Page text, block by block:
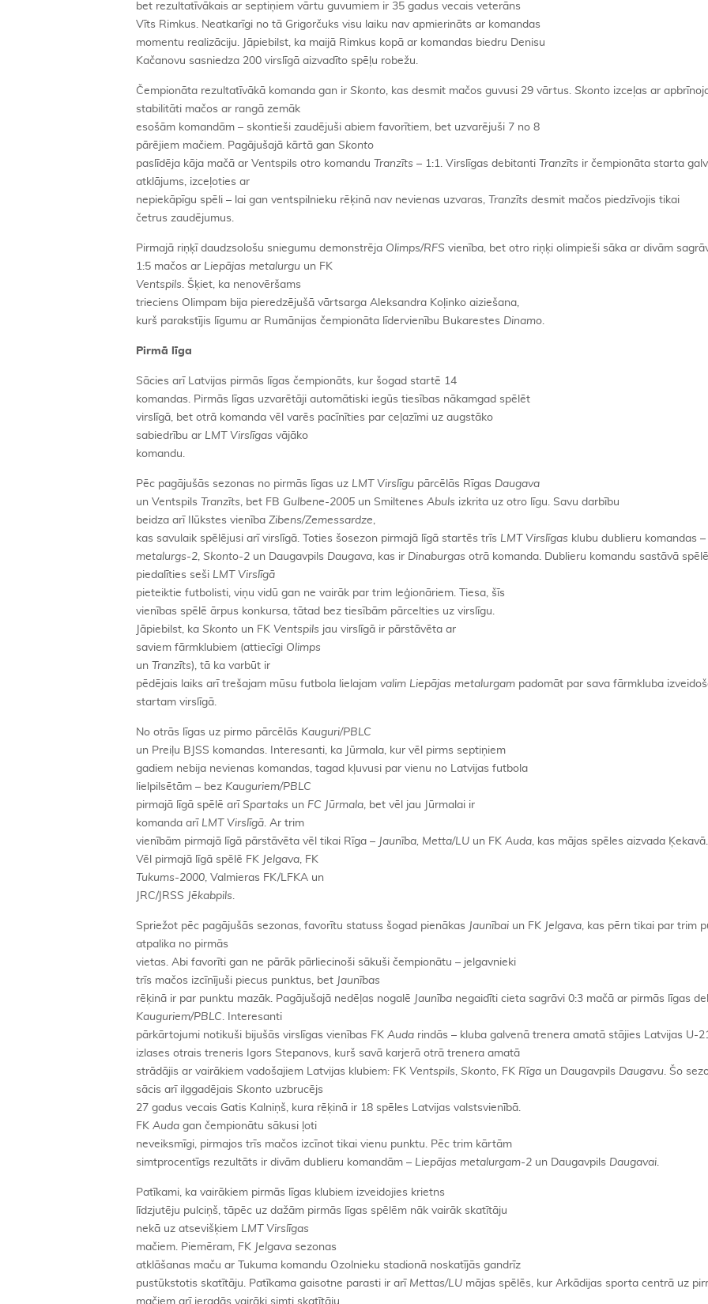
bet rezultatīvākais ar septiņiem vārtu guvumiem ir 35 gadus vecais veterāns
Vīts Rimkus. Neatkarīgi no tā Grigorčuks visu laiku nav apmierināts ar komandas
momentu realizāciju. Jāpiebilst, ka maijā Rimkus kopā ar komandas biedru Denisu
Kačanovu sasniedza 200 virslīgā aizvadīto spēļu robežu.
Čempionāta rezultatīvākā komanda gan ir Skonto, kas desmit mačos guvusi 29 vārtus. Skonto izceļas ar
stabilitāti mačos ar rangā zemāk
esošām komandām – skontieši zaudējuši abiem favorītiem, bet uzvarējuši 7 no 8
pārējiem mačiem. Pagājušajā kārtā gan Skonto
paslīdēja kāja mačā ar Ventspils otro komandu Tranzīts – 1:1. Virslīgas debitanti Tranzīts ir čempionāta starta
atklājums, izceļoties ar
nepiekāpīgu spēli – lai gan ventspilnieku rēķinā nav nevienas uzvaras, Tranzīts desmit mačos piedzīvojis tikai
četrus zaudējumus.
Pirmajā riņķī daudzsološu sniegumu demonstrēja Olimps/RFS vienība, bet otro riņķi olimpieši sāka ar divām
1:5 mačos ar Liepājas metalurgu un FK
Ventspils. Šķiet, ka nenovēršams
trieciens Olimpam bija pieredzējušā vārtsarga Aleksandra Koļinko aiziešana,
kurš parakstījis līgumu ar Rumānijas čempionāta līdervienību Bukarestes Dinamo.
Pirmā līga
Sācies arī Latvijas pirmās līgas čempionāts, kur šogad startē 14
komandas. Pirmās līgas uzvarētāji automātiski iegūs tiesības nākamgad spēlēt
virslīgā, bet otrā komanda vēl varēs pacīnīties par ceļazīmi uz augstāko
sabiedrību ar LMT Virslīgas vājāko
komandu.
Pēc pagājušās sezonas no pirmās līgas uz LMT Virslīgu pārcēlās Rīgas Daugava
un Ventspils Tranzīts, bet FB Gulbene-2005 un Smiltenes Abuls izkrita uz otro līgu. Savu darbību
beidza arī Ilūkstes vienība Zibens/Zemessardze,
kas savulaik spēlējusi arī virslīgā. Toties šosezon pirmajā līgā startēs trīs LMT Virslīgas klubu dublieru komandas –
metalurgs-2, Skonto-2 un Daugavpils Daugava, kas ir Dinaburgas otrā komanda. Dublieru komandu sastāvā
piedalīties seši LMT Virslīgā
pieteiktie futbolisti, viņu vidū gan ne vairāk par trim leģionāriem. Tiesa, šīs
vienības spēlē ārpus konkursa, tātad bez tiesībām pārcelties uz virslīgu.
Jāpiebilst, ka Skonto un FK Ventspils jau virslīgā ir pārstāvēta ar
saviem fārmklubiem (attiecīgi Olimps
un Tranzīts), tā ka varbūt ir
pēdējais laiks arī trešajam mūsu futbola lielajam valim Liepājas metalurgam padomāt par sava fārmkluba
startam virslīgā.
No otrās līgas uz pirmo pārcēlās Kauguri/PBLC
un Preiļu BJSS komandas. Interesanti, ka Jūrmala, kur vēl pirms septiņiem
gadiem nebija nevienas komandas, tagad kļuvusi par vienu no Latvijas futbola
lielpilsētām – bez Kauguriem/PBLC
pirmajā līgā spēlē arī Spartaks un FC Jūrmala, bet vēl jau Jūrmalai ir
komanda arī LMT Virslīgā. Ar trim
vienībām pirmajā līgā pārstāvēta vēl tikai Rīga – Jaunība, Metta/LU un FK Auda, kas mājas spēles aizvada Ķekavā.
Vēl pirmajā līgā spēlē FK Jelgava, FK
Tukums-2000, Valmieras FK/LFKA un
JRC/JRSS Jēkabpils.
Spriežot pēc pagājušās sezonas, favorītu statuss šogad pienākas Jaunībai un FK Jelgava, kas pērn tikai par trim
atpalika no pirmās
vietas. Abi favorīti gan ne pārāk pārliecinoši sākuši čempionātu – jelgavnieki
trīs mačos izcīnījuši piecus punktus, bet Jaunības
rēķinā ir par punktu mazāk. Pagājušajā nedēļas nogalē Jaunība negaidīti cieta sagrāvi 0:3 mačā ar pirmās līgas
Kauguriem/PBLC. Interesanti
pārkārtojumi notikuši bijušās virslīgas vienības FK Auda rindās – kluba galvenā trenera amatā stājies Latvijas U-
izlases otrais treneris Igors Stepanovs, kurš savā karjerā otrā trenera amatā
strādājis ar vairākiem vadošajiem Latvijas klubiem: FK Ventspils, Skonto, FK Rīga un Daugavpils Daugavu. Šo
sācis arī ilggadējais Skonto uzbrucējs
27 gadus vecais Gatis Kalniņš, kura rēķinā ir 18 spēles Latvijas valstsvienībā.
FK Auda gan čempionātu sākusi ļoti
neveiksmīgi, pirmajos trīs mačos izcīnot tikai vienu punktu. Pēc trim kārtām
simtprocentīgs rezultāts ir divām dublieru komandām – Liepājas metalurgam-2 un Daugavpils Daugavai.
Patīkami, ka vairākiem pirmās līgas klubiem izveidojies krietns
līdzjutēju pulciņš, tāpēc uz dažām pirmās līgas spēlēm nāk vairāk skatītāju
nekā uz atsevišķiem LMT Virslīgas
mačiem. Piemēram, FK Jelgava sezonas
atklāšanas maču ar Tukuma komandu Ozolnieku stadionā noskatījās gandrīz
pustūkstotis skatītāju. Patīkama gaisotne parasti ir arī Mettas/LU mājas spēlēs, kur Arkādijas sporta centrā uz
mačiem arī ieradās vairāki simti skatītāju.